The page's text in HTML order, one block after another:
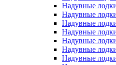
Надувные
Надувные
Надувные
Надувные
Надувные
Надувные
Надувные